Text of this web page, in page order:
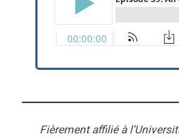
Fièrement affilié à